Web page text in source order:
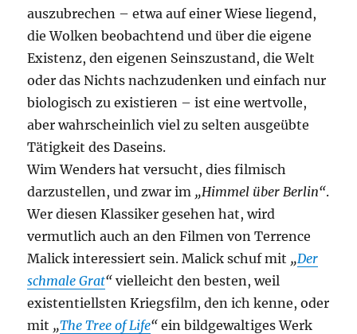
auszubrechen – etwa auf einer Wiese liegend,
die Wolken beobachtend und über die eigene
Existenz, den eigenen Seinszustand, die Welt
oder das Nichts nachzudenken und einfach nur
biologisch zu existieren – ist eine wertvolle,
aber wahrscheinlich viel zu selten ausgeübte
Tätigkeit des Daseins.
Wim Wenders hat versucht, dies filmisch
darzustellen, und zwar im „Himmel über Berlin“.
Wer diesen Klassiker gesehen hat, wird
vermutlich auch an den Filmen von Terrence
Malick interessiert sein. Malick schuf mit „Der
schmale Grat“ vielleicht den besten, weil
existentiellsten Kriegsfilm, den ich kenne, oder
mit „The Tree of Life“ ein bildgewaltiges Werk